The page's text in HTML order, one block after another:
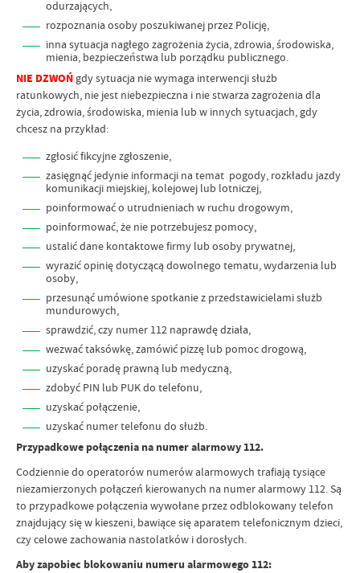
odurzających,
rozpoznania osoby poszukiwanej przez Policję,
inna sytuacja nagłego zagrożenia życia, zdrowia, środowiska,
mienia, bezpieczeństwa lub porządku publicznego.
NIE DZWOŃ gdy sytuacja nie wymaga interwencji służb
ratunkowych, nie jest niebezpieczna i nie stwarza zagrożenia dla
życia, zdrowia, środowiska, mienia lub w innych sytuacjach, gdy
chcesz na przykład:
zgłosić fikcyjne zgłoszenie,
zasięgnąć jedynie informacji na temat pogody, rozkładu jazdy
komunikacji miejskiej, kolejowej lub lotniczej,
poinformować o utrudnieniach w ruchu drogowym,
poinformować, że nie potrzebujesz pomocy,
ustalić dane kontaktowe firmy lub osoby prywatnej,
wyrazić opinię dotyczącą dowolnego tematu, wydarzenia lub
osoby,
przesunąć umówione spotkanie z przedstawicielami służb
mundurowych,
sprawdzić, czy numer 112 naprawdę działa,
wezwać taksówkę, zamówić pizzę lub pomoc drogową,
uzyskać poradę prawną lub medyczną,
zdobyć PIN lub PUK do telefonu,
uzyskać połączenie,
uzyskać numer telefonu do służb.
Przypadkowe połączenia na numer alarmowy 112.
Codziennie do operatorów numerów alarmowych trafiają tysiące
niezamierzonych połączeń kierowanych na numer alarmowy 112. Są
to przypadkowe połączenia wywołane przez odblokowany telefon
znajdujący się w kieszeni, bawiące się aparatem telefonicznym dzieci,
czy celowe zachowania nastolatków i dorosłych.
Aby zapobiec blokowaniu numeru alarmowego 112: